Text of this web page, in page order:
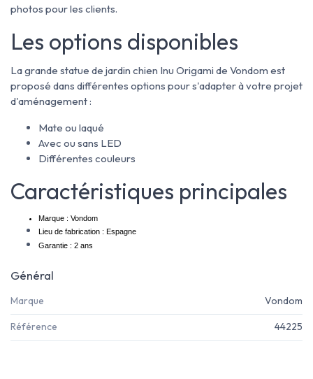
photos pour les clients.
Les options disponibles
La grande statue de jardin chien Inu Origami de Vondom est
proposé dans différentes options pour s'adapter à votre projet
d'aménagement :
Mate ou laqué
Avec ou sans LED
Différentes couleurs
Caractéristiques principales
Marque : Vondom
Lieu de fabrication : Espagne
Garantie : 2 ans
Général
Marque Vondom
Référence 44225